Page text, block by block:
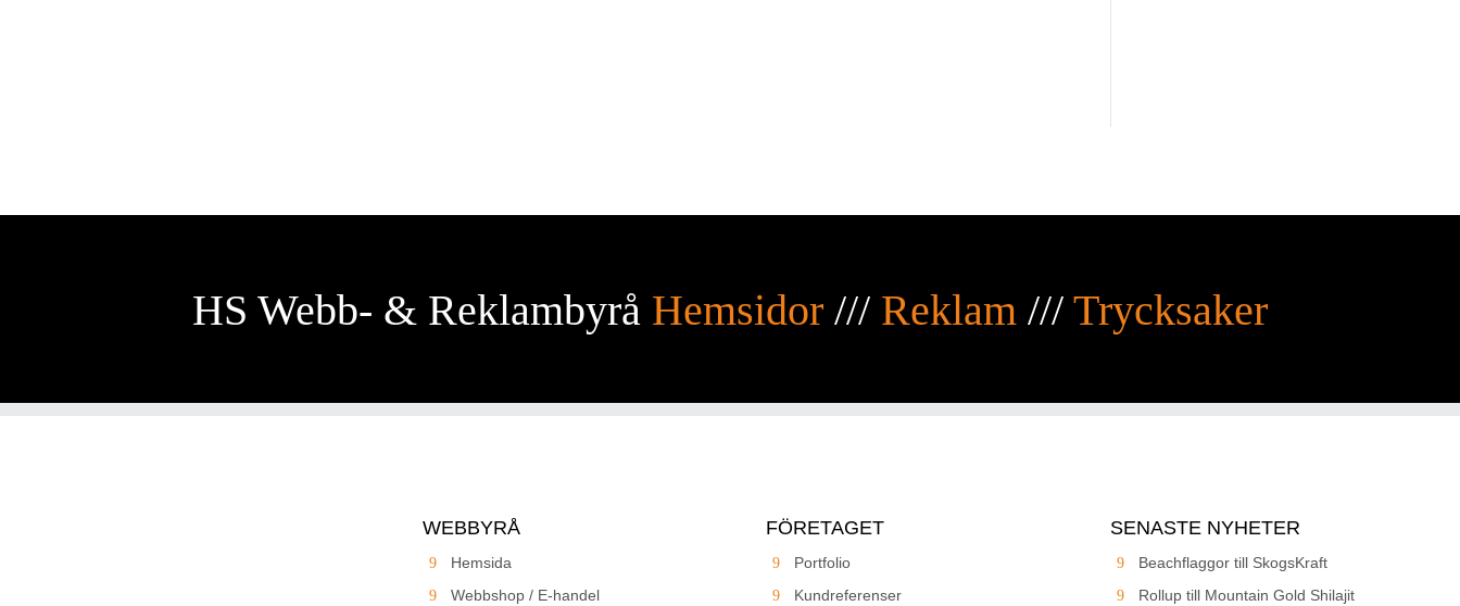
HS Webb- & Reklambyrå Hemsidor /// Reklam /// Trycksaker
WEBBYRÅ
Hemsida
Webbshop / E-handel
FÖRETAGET
Portfolio
Kundreferenser
SENASTE NYHETER
Beachflaggor till SkogsKraft
Rollup till Mountain Gold Shilajit